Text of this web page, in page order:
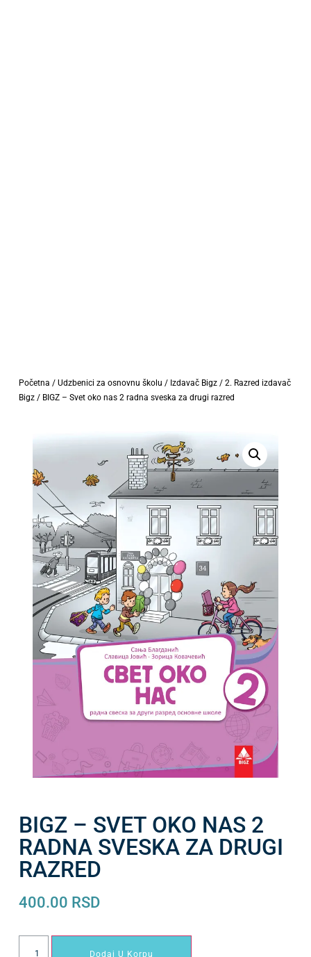
Početna / Udzbenici za osnovnu školu / Izdavač Bigz/ 2. Razred izdavač
Bigz/ BIGZ – Svet oko nas 2 radna sveska za drugi razred
BIGZ – SVET OKO NAS 2
RADNA SVESKA ZA DRUGI
RAZRED
400.00 RSD
Dodaj U Korpu